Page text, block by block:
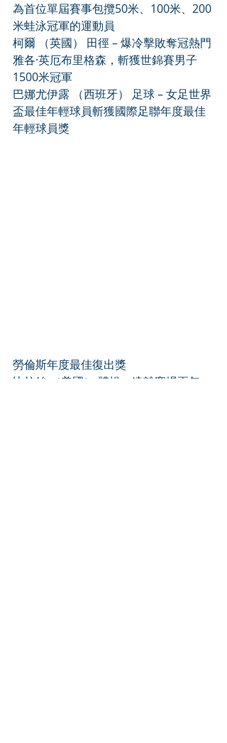
為首位單屆賽事包攬50米、100米、200
米蛙泳冠軍的運動員
柯爾 （英國） 田徑 – 爆冷擊敗奪冠熱門
雅各·英厄布里格森，斬獲世錦賽男子
1500米冠軍
巴娜尤伊露 （西班牙） 足球 – 女足世界
盃最佳年輕球員斬獲國際足聯年度最佳
年輕球員獎
勞倫斯年度最佳復出獎
比拉絲 （美國） 體操 – 遠離賽場兩年